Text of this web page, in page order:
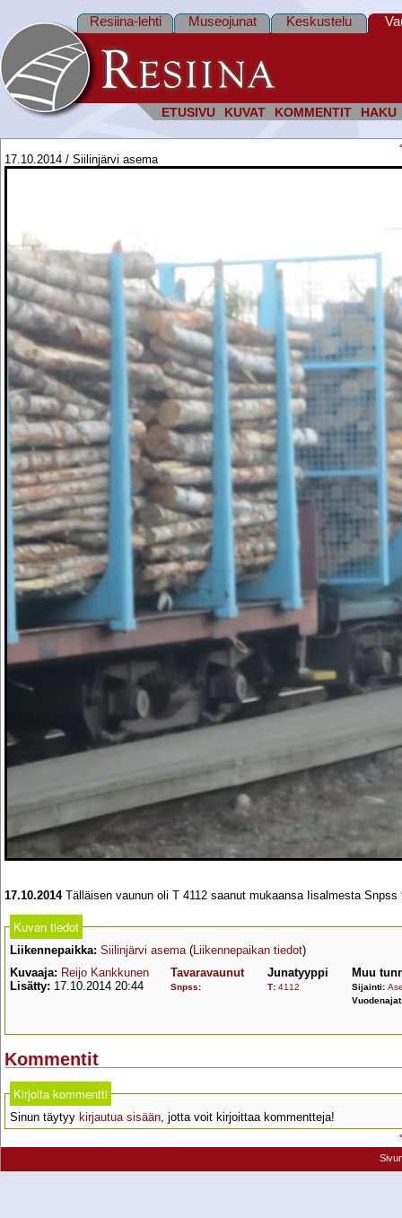
ETUSIVU KUVAT KOMMENTIT HAKU
Resiina-lehti Museojunat Keskustelu
17.10.2014 / Siilinjärvi asema
17.10.2014Tälläisen vaunun oli T 4112 saanut mukaansa Iisalmesta
Kuvan tiedot
Liikennepaikka: Siilinjärvi asema(Liikennepaikan tiedot)
Kuvaaja: Reijo Kankkunen
Lisätty: 17.10.2014 20:44
Tavaravaunut
Snpss:
Junatyyppi
T: 4112
Muu
Sijainti:
Kommentit
Kirjoita kommentti
Sinun täytyy kirjautua sisään, jotta voit kirjoittaa kommentteja!